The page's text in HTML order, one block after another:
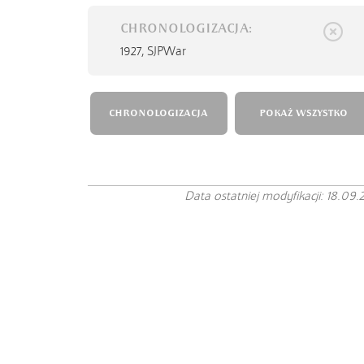
CHRONOLOGIZACJA:
1927, SJPWar
CHRONOLOGIZACJA POKAŻ WSZYSTKO
Data ostatniej modyfikacji: